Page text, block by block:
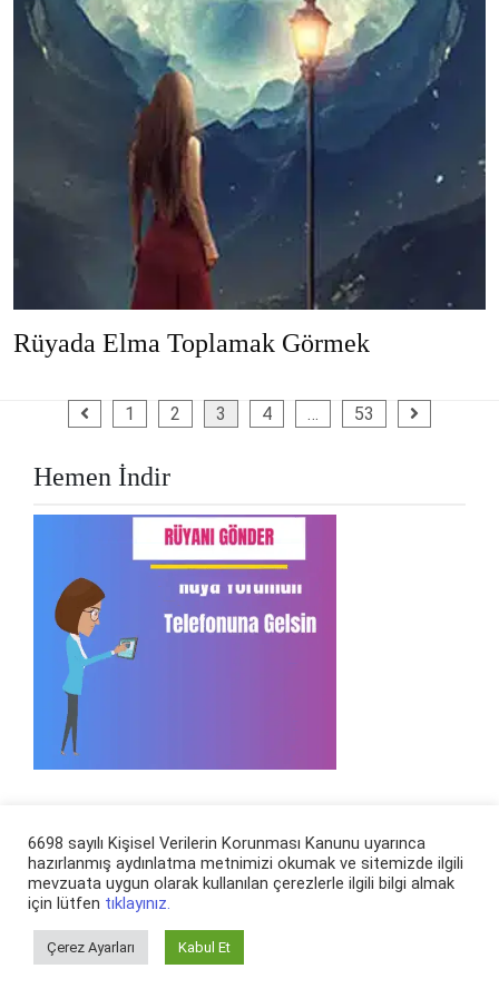
Rüyada Elma Toplamak Görmek
1 2 3 4 … 53
Hemen İndir
Rüya Ara
Arama:
6698 sayılı Kişisel Verilerin Korunması Kanunu uyarınca
hazırlanmış aydınlatma metnimizi okumak ve sitemizde ilgili
mevzuata uygun olarak kullanılan çerezlerle ilgili bilgi almak
için lütfen tıklayınız.
Çerez Ayarları Kabul Et